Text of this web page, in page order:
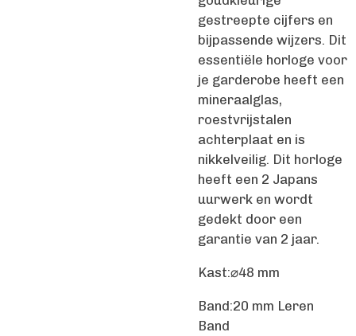
gestreepte cijfers en
bijpassende wijzers. Dit
essentiële horloge voor
je garderobe heeft een
mineraalglas,
roestvrijstalen
achterplaat en is
nikkelveilig. Dit horloge
heeft een 2 Japans
uurwerk en wordt
gedekt door een
garantie van 2 jaar.
Kast:⌀48 mm
Band:20 mm Leren
Band